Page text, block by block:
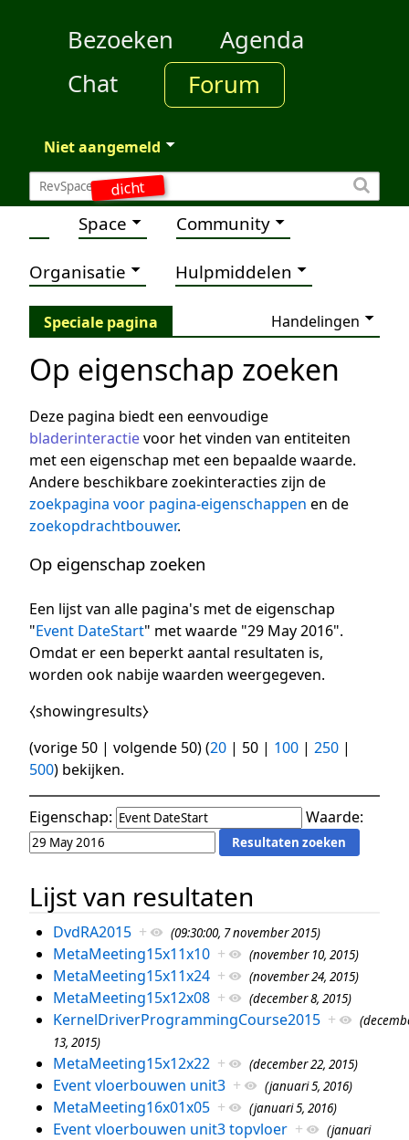
dicht
Bezoeken
Agenda
Chat
Forum
Niet aangemeld
Space Community
Organisatie Hulpmiddelen
Speciale pagina Handelingen
Op eigenschap zoeken
Deze pagina biedt een eenvoudige
bladerinteractievoor het vinden van entiteiten
met een eigenschap met een bepaalde waarde.
Andere beschikbare zoekinteracties zijn de
zoekpagina voor pagina-eigenschappen en de
zoekopdrachtbouwer.
Op eigenschap zoeken
Een lijst van alle pagina's met de eigenschap
"Event DateStart" met waarde "29 May 2016".
Omdat er een beperkt aantal resultaten is,
worden ook nabije waarden weergegeven.
⧼showingresults⧽
(vorige 50 | volgende 50) (20 | 50 | 100 | 250 |
500) bekijken.
Eigenschap: Waarde:
Lijst van resultaten
DvdRA2015 + (09:30:00, 7 november 2015)
MetaMeeting15x11x10 + (november 10, 2015)
MetaMeeting15x11x24 + (november 24, 2015)
MetaMeeting15x12x08 + (december 8, 2015)
KernelDriverProgrammingCourse2015 +
13, 2015)
MetaMeeting15x12x22 + (december 22, 2015)
Event vloerbouwen unit3 + (januari 5, 2016)
MetaMeeting16x01x05 + (januari 5, 2016)
Event vloerbouwen unit3 topvloer +
(januari